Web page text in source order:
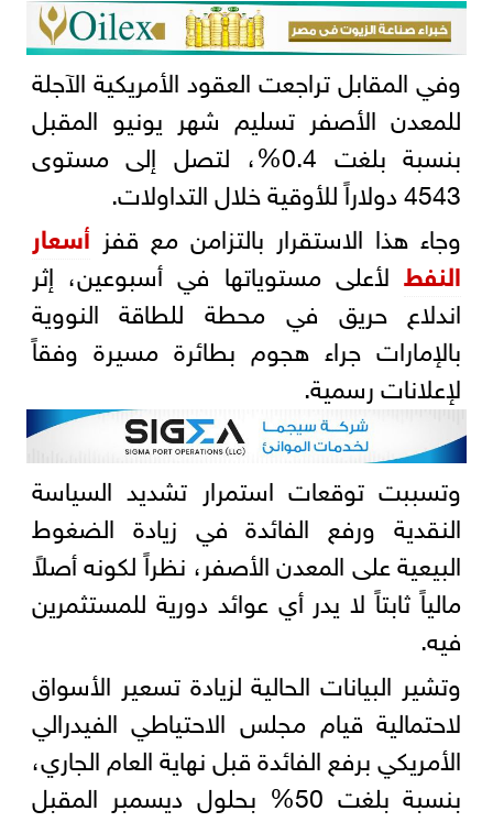
وفي المقابل تراجعت العقود الأمريكية الآجلة
للمعدن الأصفر تسليم شهر يونيو المقبل
بنسبة بلغت 0.4%، لتصل إلى مستوى
4543 دولاراً للأوقية خلال التداولات.
وجاء هذا الاستقرار بالتزامن مع قفز أسعار
النفطلأعلى مستوياتها في أسبوعين، إثر
اندلاع حريق في محطة للطاقة النووية
بالإمارات جراء هجوم بطائرة مسيرة وفقاً
لإعلانات رسمية.
وتسببت توقعات استمرار تشديد السياسة
النقدية ورفع الفائدة في زيادة الضغوط
البيعية على المعدن الأصفر، نظراً لكونه أصلاً
مالياً ثابتاً لا يدر أي عوائد دورية للمستثمرين
فيه.
وتشير البيانات الحالية لزيادة تسعير الأسواق
لاحتمالية قيام مجلس الاحتياطي الفيدرالي
الأمريكي برفع الفائدة قبل نهاية العام الجاري،
بنسبة بلغت 50% بحلول ديسمبر المقبل